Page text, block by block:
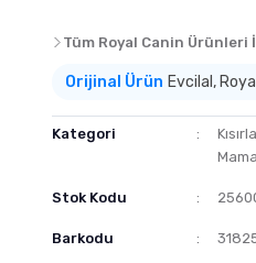
Tüm Royal Canin Ürünleri
Orijinal Ürün Evcilal,
Kategori
Stok Kodu
Barkodu